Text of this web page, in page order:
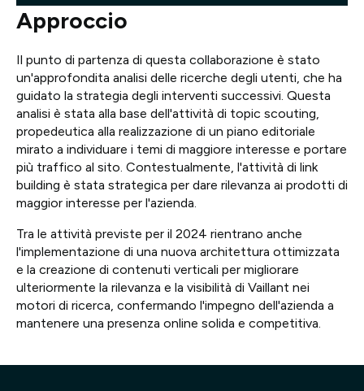
Approccio
Il punto di partenza di questa collaborazione è stato
un'approfondita analisi delle ricerche degli utenti, che ha
guidato la strategia degli interventi successivi. Questa
analisi è stata alla base dell'attività di topic scouting,
propedeutica alla realizzazione di un piano editoriale
mirato a individuare i temi di maggiore interesse e portare
più traffico al sito. Contestualmente, l'attività di link
building è stata strategica per dare rilevanza ai prodotti di
maggior interesse per l'azienda.
Tra le attività previste per il 2024 rientrano anche
l'implementazione di una nuova architettura ottimizzata
e la creazione di contenuti verticali per migliorare
ulteriormente la rilevanza e la visibilità di Vaillant nei
motori di ricerca, confermando l'impegno dell'azienda a
mantenere una presenza online solida e competitiva.